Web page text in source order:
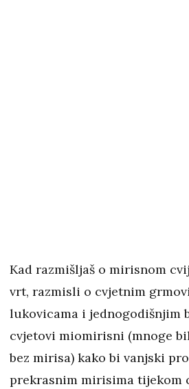
Kad razmišljaš o mirisnom
vrt, razmisli o cvjetnim
lukovicama i jednogodišnjim
cvjetovi miomirisni (mnoge
bez mirisa) kako bi vanjski
prekrasnim mirisima tijekom